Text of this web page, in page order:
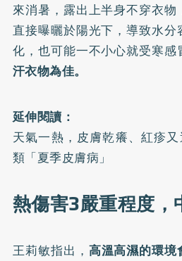
來消暑，露出上半身不穿衣
直接曝曬於陽光下，導致水
化，也可能一不小心就受寒感
汗衣物為佳。
延伸閱讀：
天氣一熱，皮膚乾癢、紅疹
類「夏季皮膚病」
熱傷害3嚴重程度，
王莉敏指出， 高溫高濕的環